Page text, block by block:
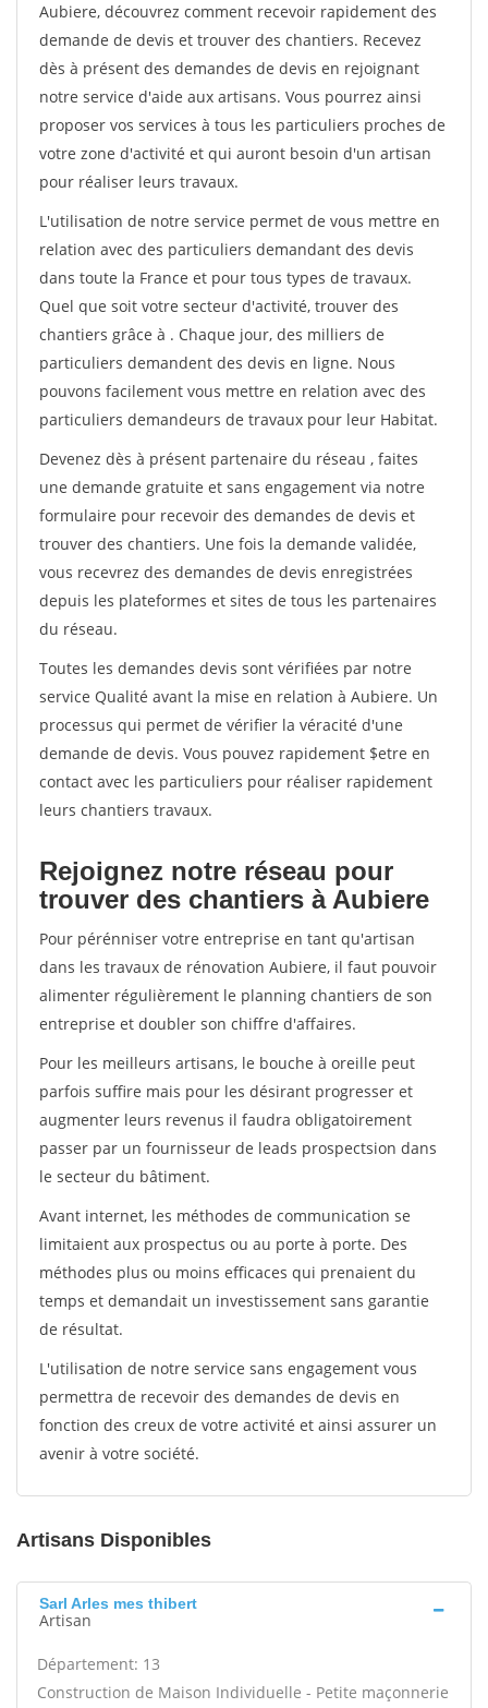
Aubiere, découvrez comment recevoir rapidement des
demande de devis et trouver des chantiers. Recevez
dès à présent des demandes de devis en rejoignant
notre service d'aide aux artisans. Vous pourrez ainsi
proposer vos services à tous les particuliers proches de
votre zone d'activité et qui auront besoin d'un artisan
pour réaliser leurs travaux.
L'utilisation de notre service permet de vous mettre en
relation avec des particuliers demandant des devis
dans toute la France et pour tous types de travaux.
Quel que soit votre secteur d'activité, trouver des
chantiers grâce à . Chaque jour, des milliers de
particuliers demandent des devis en ligne. Nous
pouvons facilement vous mettre en relation avec des
particuliers demandeurs de travaux pour leur Habitat.
Devenez dès à présent partenaire du réseau , faites
une demande gratuite et sans engagement via notre
formulaire pour recevoir des demandes de devis et
trouver des chantiers. Une fois la demande validée,
vous recevrez des demandes de devis enregistrées
depuis les plateformes et sites de tous les partenaires
du réseau.
Toutes les demandes devis sont vérifiées par notre
service Qualité avant la mise en relation à Aubiere. Un
processus qui permet de vérifier la véracité d'une
demande de devis. Vous pouvez rapidement $etre en
contact avec les particuliers pour réaliser rapidement
leurs chantiers travaux.
Rejoignez notre réseau pour
trouver des chantiers à Aubiere
Pour pérénniser votre entreprise en tant qu'artisan
dans les travaux de rénovation Aubiere, il faut pouvoir
alimenter régulièrement le planning chantiers de son
entreprise et doubler son chiffre d'affaires.
Pour les meilleurs artisans, le bouche à oreille peut
parfois suffire mais pour les désirant progresser et
augmenter leurs revenus il faudra obligatoirement
passer par un fournisseur de leads prospectsion dans
le secteur du bâtiment.
Avant internet, les méthodes de communication se
limitaient aux prospectus ou au porte à porte. Des
méthodes plus ou moins efficaces qui prenaient du
temps et demandait un investissement sans garantie
de résultat.
L'utilisation de notre service sans engagement vous
permettra de recevoir des demandes de devis en
fonction des creux de votre activité et ainsi assurer un
avenir à votre société.
Artisans Disponibles
Sarl Arles mes thibert
Artisan
Département: 13
Construction de Maison Individuelle - Petite maçonnerie